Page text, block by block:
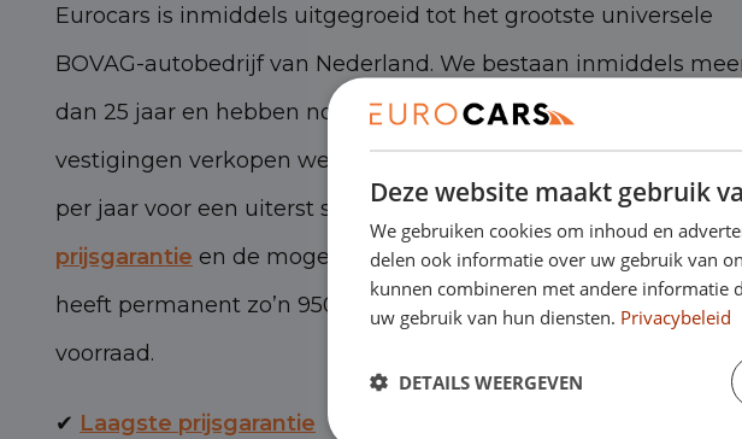
Eurocars is inmiddels uitgegroeid tot het grootste universele
BOVAG-autobedrijf van Nederland. We bestaan inmiddels
dan 25 jaar en hebben nog steeds torenhoge ambities. Met onze
vestigingen verkopen we zo’n 3.000 personen- en
per jaar voor een uiterst scherpe prijs, met eenlaagste
prijsgarantie en de mogelijkheid van BOVAG-garantie.
heeft permanent zo’n 950 personen- en bedrijfswagens op
voorraad.
✔ Laagste prijsgarantie
Deze website maakt gebruik
We gebruiken cookies om inhoud en
delen ook informatie over uw gebruik van
kunnen combineren met andere informatie
uw gebruik van hun diensten. Privacybeleid
DETAILS WEERGEVEN